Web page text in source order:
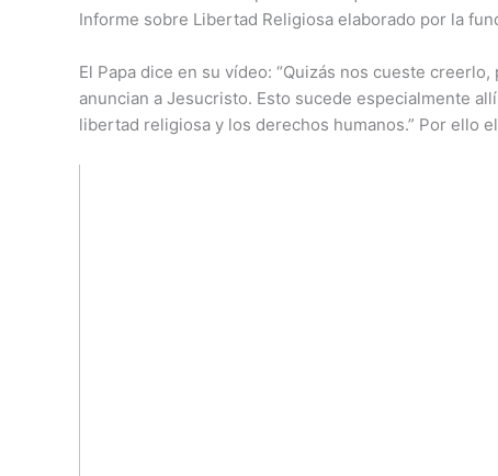
Informe sobre Libertad Religiosa elaborado por la
El Papa dice en su vídeo: “Quizás nos cueste
anuncian a Jesucristo. Esto sucede especialmente
libertad religiosa y los derechos humanos.” Por ello